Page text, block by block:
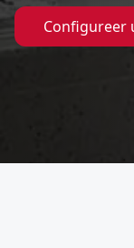
Configureer